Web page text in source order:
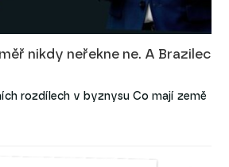
nikdy neřekne ne. A Brazilec
rozdílech v byznysu Co mají země